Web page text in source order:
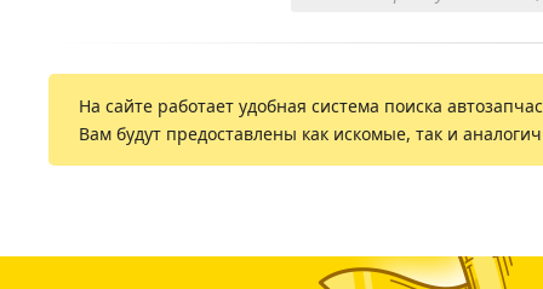
На сайте работает удобная система поиска
Вам будут предоставлены как искомые, так и